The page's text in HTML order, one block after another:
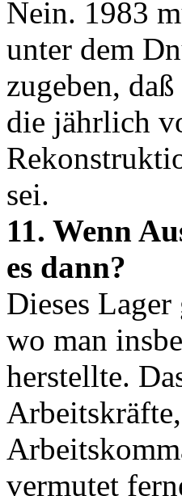
Nein. 1983
unter dem
zugeben,
die jährlich
sei.
11. Wenn
es dann?
Dieses
wo man
herstellte.
vermutet